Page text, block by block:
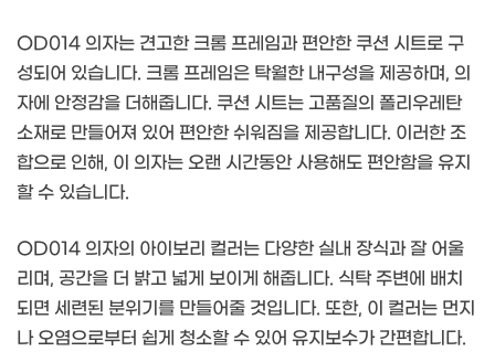
OD014 의자는 견고한 크롬 프레임과 편안한 쿠션 시트로 구
성되어 있습니다. 크롬 프레임은 탁월한 내구성을 제공하며, 의
자에 안정감을 더해줍니다. 쿠션 시트는 고품질의 폴리우레탄
소재로 만들어져 있어 편안한 쉬워짐을 제공합니다. 이러한 조
합으로 인해, 이 의자는 오랜 시간동안 사용해도 편안함을 유지
할 수 있습니다.
OD014 의자의 아이보리 컬러는 다양한 실내 장식과 잘 어울
리며, 공간을 더 밝고 넓게 보이게 해줍니다. 식탁 주변에 배치
되면 세련된 분위기를 만들어줄 것입니다. 또한, 이 컬러는 먼지
나 오염으로부터 쉽게 청소할 수 있어 유지보수가 간편합니다.